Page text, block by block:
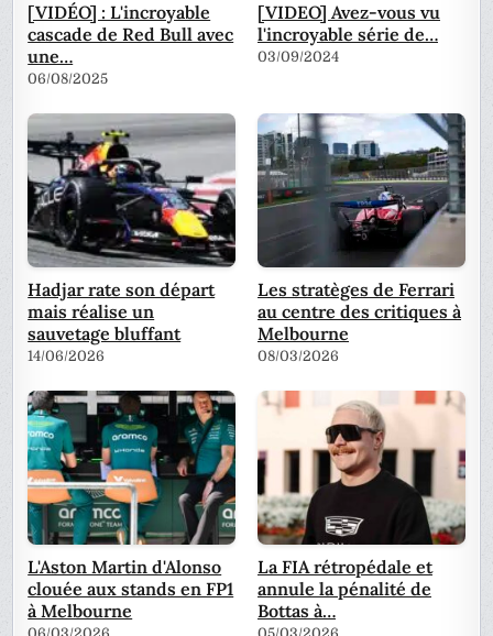
[VIDÉO] : L'incroyable
cascade de Red Bull avec
une…
06/08/2025
[VIDEO] Avez-vous vu
l'incroyable série de…
03/09/2024
Hadjar rate son départ
mais réalise un
sauvetage bluffant
14/06/2026
Les stratèges de Ferrari
au centre des critiques à
Melbourne
08/03/2026
L'Aston Martin d'Alonso
clouée aux stands en FP1
à Melbourne
La FIA rétropédale et
annule la pénalité de
Bottas à…